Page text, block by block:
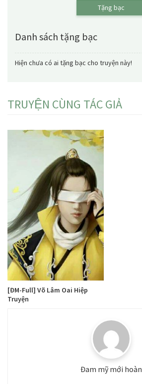
Tặng bạc
Danh sách tặng bạc
Hiện chưa có ai tặng bạc cho truyện này!
TRUYỆN CÙNG TÁC GIẢ
[ĐM-Full] Võ Lâm Oai Hiệp
Truyện
Đam mỹ mới hoàn